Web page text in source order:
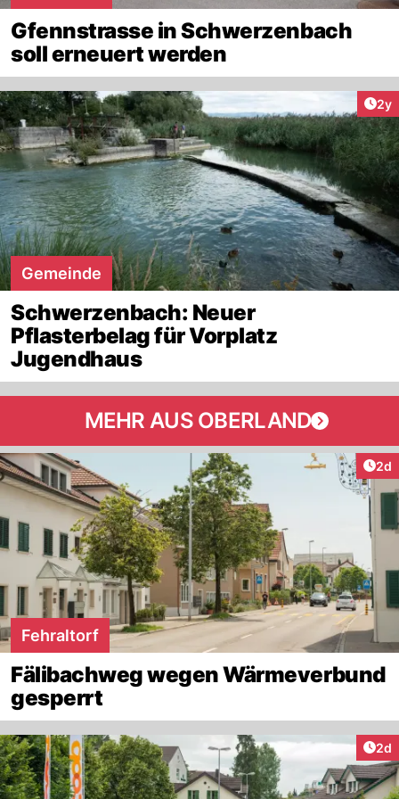
Gfennstrasse in Schwerzenbach
soll erneuert werden
2y
Gemeinde
Schwerzenbach: Neuer
Pflasterbelag für Vorplatz
Jugendhaus
MEHR AUS OBERLAND
2d
Fehraltorf
Fälibachweg wegen Wärmeverbund
gesperrt
2d